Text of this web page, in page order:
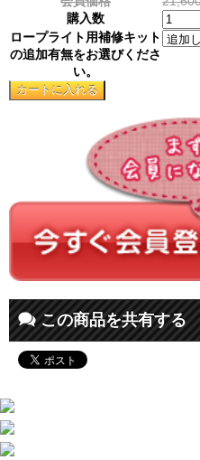
購入数
ロープライト用補修キット
の追加有無をお選びくださ
い。
この商品を共有する